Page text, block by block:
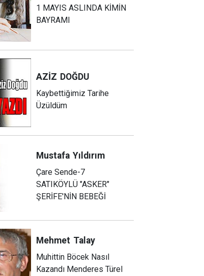
1 MAYIS ASLINDA KİMİN
BAYRAMI
AZİZ DOĞDU
Kaybettiğimiz Tarihe
Üzüldüm
Mustafa Yıldırım
Çare Sende-7
SATIKÖYLÜ "ASKER"
ŞERİFE'NİN BEBEĞİ
Mehmet Talay
Muhittin Böcek Nasıl
Kazandı Menderes Türel